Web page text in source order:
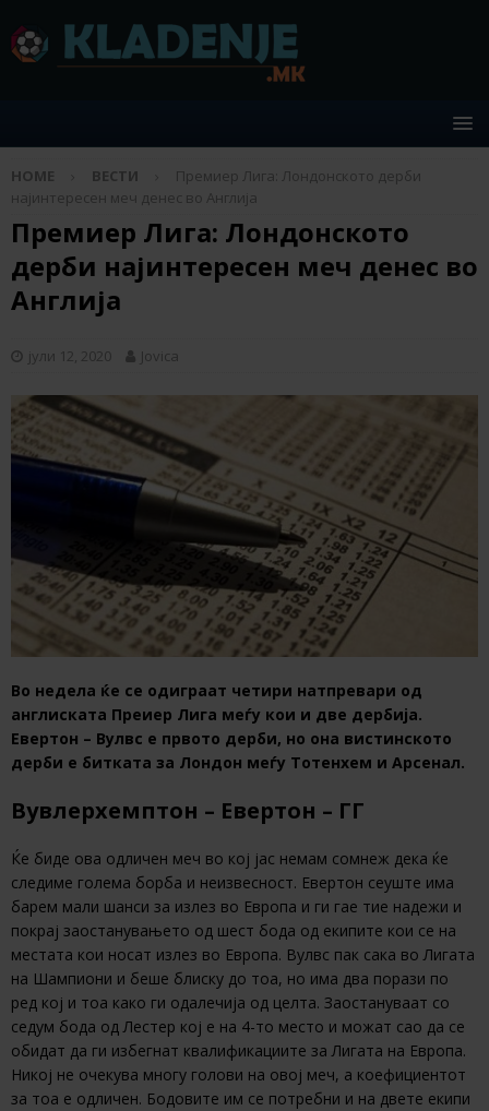
HOME ВЕСТИ
Премиер Лига: Лондонското дерби
најинтересен меч денес во Англија
Премиер Лига: Лондонското
дерби најинтересен меч денес во
Англија
јули 12, 2020 Jovica
Во недела ќе се одиграат четири натпревари од
англиската Преиер Лига меѓу кои и две дербија.
Евертон – Вулвс е првото дерби, но она вистинското
дерби е битката за Лондон меѓу Тотенхем и Арсенал.
Вувлерхемптон – Евертон – ГГ
Ќе биде ова одличен меч во кој јас немам сомнеж дека ќе
следиме голема борба и неизвесност. Евертон сеуште има
барем мали шанси за излез во Европа и ги гае тие надежи и
покрај заостанувањето од шест бода од екипите кои се на
местата кои носат излез во Европа. Вулвс пак сака во Лигата
на Шампиони и беше блиску до тоа, но има два порази по
ред кој и тоа како ги одалечија од целта. Заостануваат со
седум бода од Лестер кој е на 4-то место и можат сао да се
обидат да ги избегнат квалификациите за Лигата на Европа.
Никој не очекува многу голови на овој меч, а коефициентот
за тоа е одличен. Бодовите им се потребни и на двете екипи